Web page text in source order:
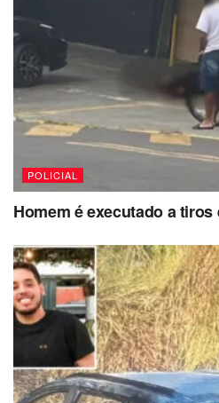
POLICIAL
Homem é executado a